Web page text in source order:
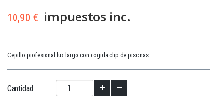
10,90 € impuestos inc.
Cepillo profesional lux largo con cogida clip de piscinas
Cantidad